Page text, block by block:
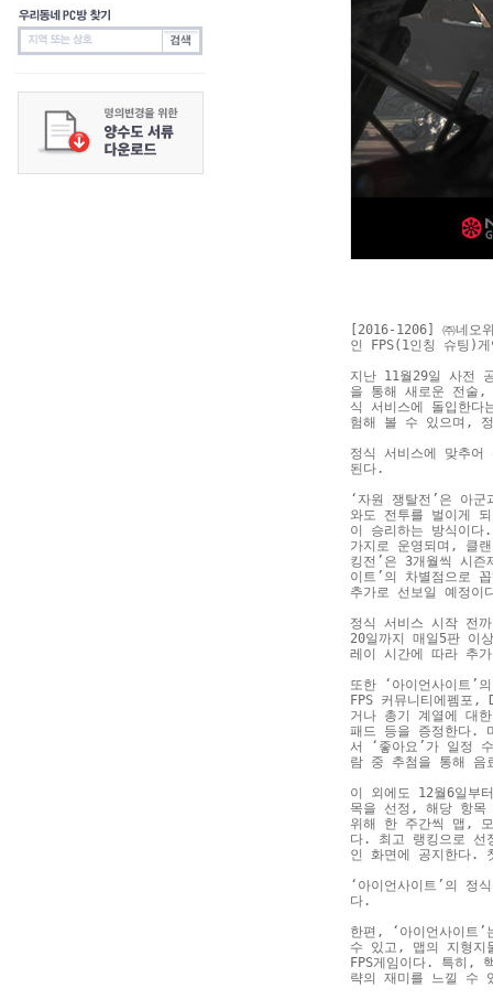
[2016-1206] ㈜네오
인 FPS(1인칭 슈팅)
지난 11월29일 사전
을 통해 새로운 전술,
식 서비스에 돌입한
험해 볼 수 있으며,
정식 서비스에 맞추어
된다.
‘자원 쟁탈전’은 아
와도 전투를 벌이게
이 승리하는 방식이
가지로 운영되며, 클
킹전’은 3개월씩 시
이트’의 차별점으로
추가로 선보일 예정이
정식 서비스 시작 전
20일까지 매일5판 이
레이 시간에 따라 추
또한 ‘아이언사이트’
FPS 커뮤니티에펨포 ,
거나 총기 계열에 대
패드 등을 증정한다.
서 ‘좋아요’가 일정
람 중 추첨을 통해 음
이 외에도 12월6일부
목을 선정, 해당 항목
위해 한 주간씩 맵,
다. 최고 랭킹으로 선
인 화면에 공지한다.
‘아이언사이트’의 정
다.
한편, ‘아이언사이트
수 있고, 맵의 지형지
FPS게임이다. 특히,
략의 재미를 느낄 수